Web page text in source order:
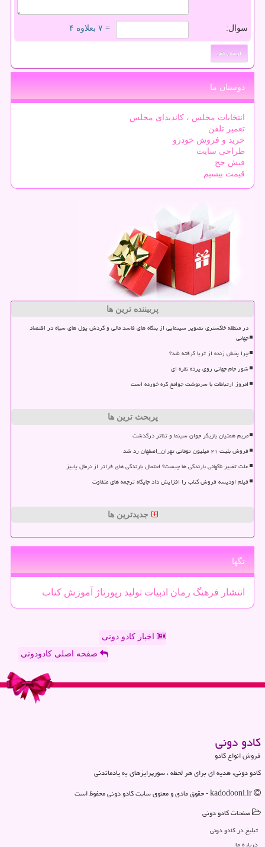
سوال: = ۷ بعلاوه ۴
دوستان ما
انتخابات مجلس ، کاندیدای مجلس
تعمیر تلفن
خرید و فروش خودرو
طراحی سایت
فیش حج
قیمت بیسیم
پربیننده ترین ها
در منطقه خاکستری تصویر سینمایی از بنگاه های فاسد مالی و گردش پول های سیاه در اقتصاد
جهانی
چرا پخش زنده از ثریا گرفته شد؟
شور جام جهانی روی پرده نقره ای
امروز ارتباطات با سرنوشت جوامع گره خورده است
پربحث ترین ها
مریم همتیان بازیگر جوان سینما و تئاتر درگذشت
فروش بلیت ۲۱ میلیون تومانی تهران_اصفهان رد شد
علت تغییر ناگهانی بارندگی ها چیست؟ احتمال بارندگی های فراتر از نرمال پاییز
فیلم اودیسه فروش کتاب را افزایش داد جایگاه ترجمه های متفاوت
جدیدترین ها
تگها
انتشار فرهنگ رمان ادبیات تولید رپورتاژ آموزش كتاب
اخبار کادو دونی
صفحه اصلی کادودونی
كادو دونی
فروش انواع کادو
کادو دونی، هدیه ای برای هر لحظه ، سورپرایزهای به یادماندنی
صفحات كادو دونی
تبلیغ در كادو دونی
درباره ما